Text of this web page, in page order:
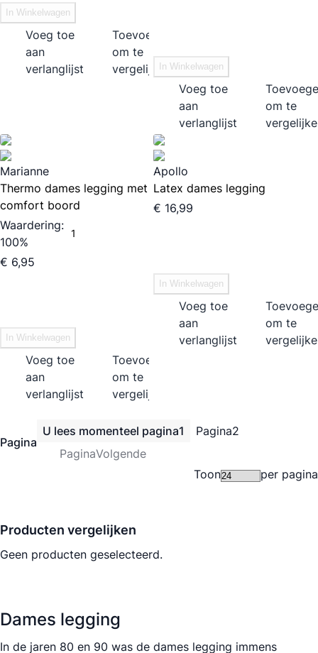
In Winkelwagen
Voeg toe
aan
verlanglijst
Toevoegen
om te
vergelijkenIn Winkelwagen
Voeg toe
aan
verlanglijst
om te
Marianne
Thermo dames legging met
comfort boord
Waardering:
100%
1
€ 6,95
In Winkelwagen
Voeg toe
aan
verlanglijst
Toevoegen
om te
vergelijken
Apollo
Latex dames legging
€ 16,99
In Winkelwagen
Voeg toe
aan
verlanglijst
om te
Pagina
U lees momenteel pagina1 Pagina2
PaginaVolgende
Toon
per pagina
Producten vergelijken
Geen producten geselecteerd.
Dames legging
In de jaren 80 en 90 was de dames legging immens